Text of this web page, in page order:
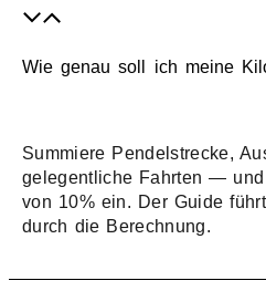
Wie genau soll ich meine
Summiere Pendelstrecke,
gelegentliche Fahrten —
von 10% ein. Der Guide
durch die Berechnung.